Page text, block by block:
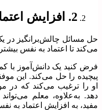
2. افزایش اعتماد به نفس
حل مسائل چالش‌برانگیز در
می‌کند تا اعتماد به نفس
فرض کنید یک دانش‌آموز با
پیچیده را حل می‌کند. این
او را ترغیب می‌کند که در
دهد. به‌علاوه، معلم
مفید، به افزایش اعتماد به